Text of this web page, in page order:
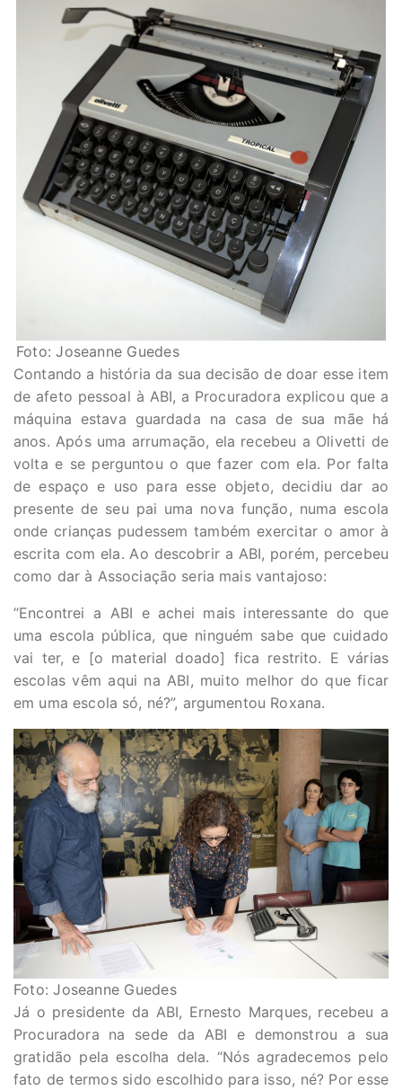
Foto: Joseanne Guedes
Contando a história da sua decisão de doar esse item
de afeto pessoal à ABI, a Procuradora explicou que a
máquina estava guardada na casa de sua mãe há
anos. Após uma arrumação, ela recebeu a Olivetti de
volta e se perguntou o que fazer com ela. Por falta
de espaço e uso para esse objeto, decidiu dar ao
presente de seu pai uma nova função, numa escola
onde crianças pudessem também exercitar o amor à
escrita com ela. Ao descobrir a ABI, porém, percebeu
como dar à Associação seria mais vantajoso:
“Encontrei a ABI e achei mais interessante do que
uma escola pública, que ninguém sabe que cuidado
vai ter, e [o material doado] fica restrito. E várias
escolas vêm aqui na ABI, muito melhor do que ficar
em uma escola só, né?”, argumentou Roxana.
Foto: Joseanne Guedes
Já o presidente da ABI, Ernesto Marques, recebeu a
Procuradora na sede da ABI e demonstrou a sua
gratidão pela escolha dela. “Nós agradecemos pelo
fato de termos sido escolhido para isso, né? Por esse